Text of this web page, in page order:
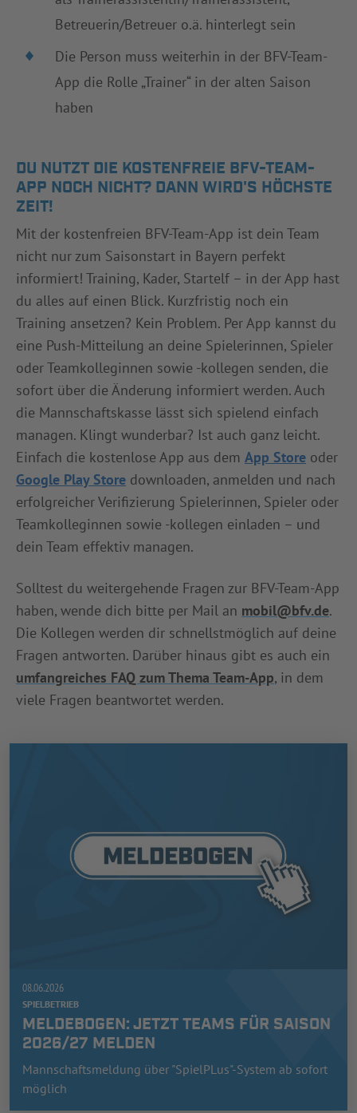
Betreuerin/Betreuer o.ä. hinterlegt sein
Die Person muss weiterhin in der BFV-Team-
App die Rolle „Trainer“ in der alten Saison
haben
DU NUTZT DIE KOSTENFREIE BFV-TEAM-
APP NOCH NICHT? DANN WIRD'S HÖCHSTE
ZEIT!
Mit der kostenfreien BFV-Team-App ist dein Team
nicht nur zum Saisonstart in Bayern perfekt
informiert! Training, Kader, Startelf – in der App hast
du alles auf einen Blick. Kurzfristig noch ein
Training ansetzen? Kein Problem. Per App kannst du
eine Push-Mitteilung an deine Spielerinnen, Spieler
oder Teamkolleginnen sowie -kollegen senden, die
sofort über die Änderung informiert werden. Auch
die Mannschaftskasse lässt sich spielend einfach
managen. Klingt wunderbar? Ist auch ganz leicht.
Einfach die kostenlose App aus dem App Store oder
Google Play Store downloaden, anmelden und nach
erfolgreicher Verifizierung Spielerinnen, Spieler oder
Teamkolleginnen sowie -kollegen einladen – und
dein Team effektiv managen.
Solltest du weitergehende Fragen zur BFV-Team-App
haben, wende dich bitte per Mail an mobil@bfv.de.
Die Kollegen werden dir schnellstmöglich auf deine
Fragen antworten. Darüber hinaus gibt es auch ein
umfangreiches FAQ zum Thema Team-App, in dem
viele Fragen beantwortet werden.
08.06.2026
SPIELBETRIEB
MELDEBOGEN: JETZT TEAMS FÜR SAISON
2026/27 MELDEN
Mannschaftsmeldung über "SpielPLus"-System ab sofort
möglich